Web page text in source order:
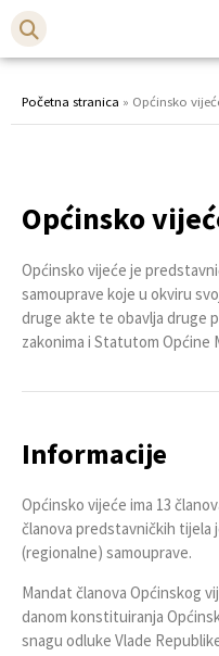
Početna stranica » Općinsko
Općinsko
Općinsko vijeće je
samouprave koje u okviru
druge akte te obavlja druge
zakonima i Statutom Općine
Informacije
Općinsko vijeće ima 13
članova predstavničkih tijela
(regionalne) samouprave.
Mandat članova Općinskog
danom konstituiranja
snagu odluke Vlade